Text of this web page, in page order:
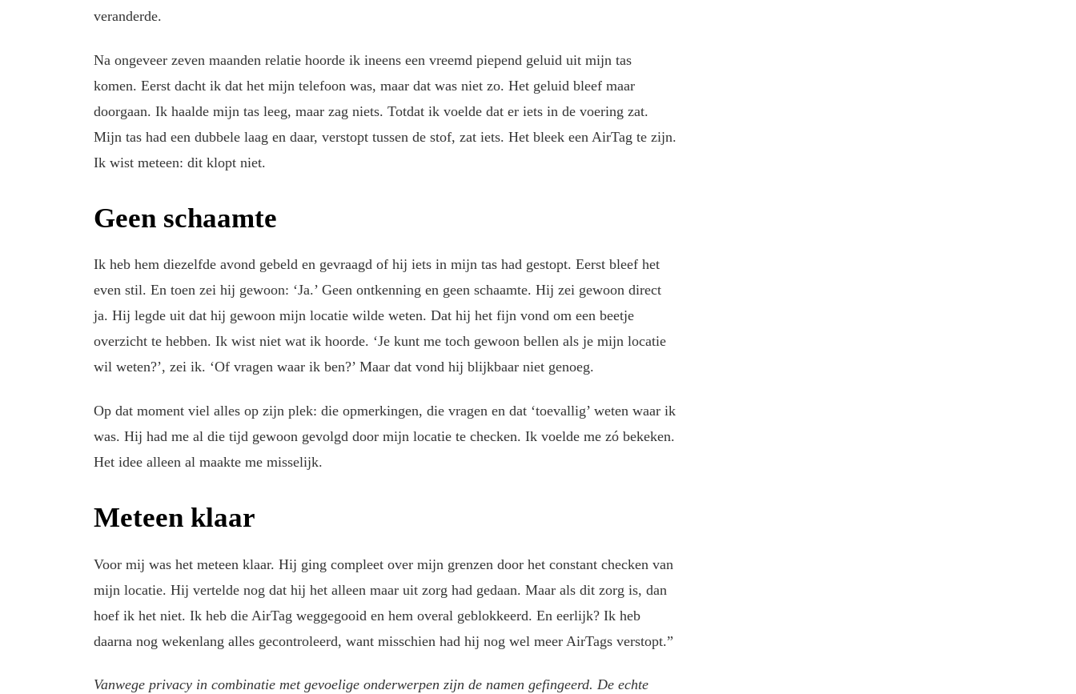
veranderde.
Na ongeveer zeven maanden relatie hoorde ik ineens een vreemd piepend geluid uit mijn tas
komen. Eerst dacht ik dat het mijn telefoon was, maar dat was niet zo. Het geluid bleef maar
doorgaan. Ik haalde mijn tas leeg, maar zag niets. Totdat ik voelde dat er iets in de voering zat.
Mijn tas had een dubbele laag en daar, verstopt tussen de stof, zat iets. Het bleek een AirTag te zijn.
Ik wist meteen: dit klopt niet.
Geen schaamte
Ik heb hem diezelfde avond gebeld en gevraagd of hij iets in mijn tas had gestopt. Eerst bleef het
even stil. En toen zei hij gewoon: ‘Ja.’ Geen ontkenning en geen schaamte. Hij zei gewoon direct
ja. Hij legde uit dat hij gewoon mijn locatie wilde weten. Dat hij het fijn vond om een beetje
overzicht te hebben. Ik wist niet wat ik hoorde. ‘Je kunt me toch gewoon bellen als je mijn locatie
wil weten?’, zei ik. ‘Of vragen waar ik ben?’ Maar dat vond hij blijkbaar niet genoeg.
Op dat moment viel alles op zijn plek: die opmerkingen, die vragen en dat ‘toevallig’ weten waar ik
was. Hij had me al die tijd gewoon gevolgd door mijn locatie te checken. Ik voelde me zó bekeken.
Het idee alleen al maakte me misselijk.
Meteen klaar
Voor mij was het meteen klaar. Hij ging compleet over mijn grenzen door het constant checken van
mijn locatie. Hij vertelde nog dat hij het alleen maar uit zorg had gedaan. Maar als dit zorg is, dan
hoef ik het niet. Ik heb die AirTag weggegooid en hem overal geblokkeerd. En eerlijk? Ik heb
daarna nog wekenlang alles gecontroleerd, want misschien had hij nog wel meer AirTags verstopt.”
Vanwege privacy in combinatie met gevoelige onderwerpen zijn de namen gefingeerd. De echte